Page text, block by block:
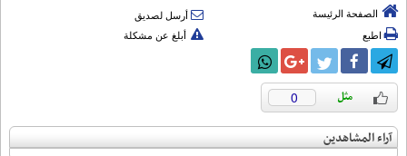
الصفحة الرئيسة
أرسل لصديق
اطبع
أبلغ عن مشكلة
0
آراء المشاهدين